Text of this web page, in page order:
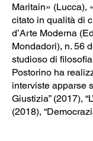
Maritain» (Lucca),
citato in qualità di
d’Arte Moderna
Mondadori), n. 56
studioso di
Postorino ha
interviste apparse
Giustizia” (2017),
(2018),